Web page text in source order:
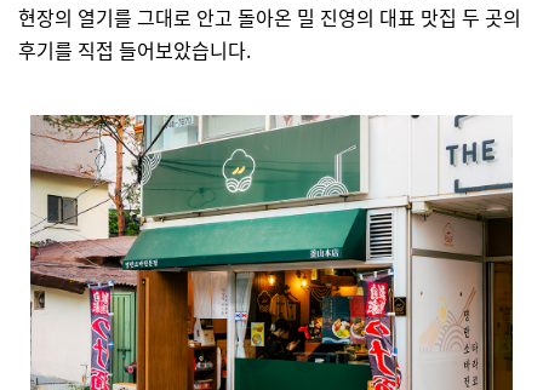
현장의 열기를 그대로 안고 돌아온 밀 진영의 대표 맛집 두 곳의
후기를 직접 들어보았습니다.